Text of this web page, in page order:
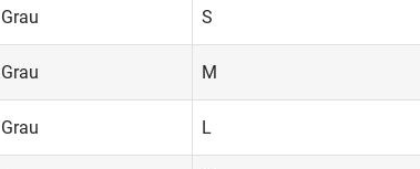
Grau S
Grau M
Grau L